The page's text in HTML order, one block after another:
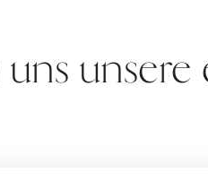
unsere